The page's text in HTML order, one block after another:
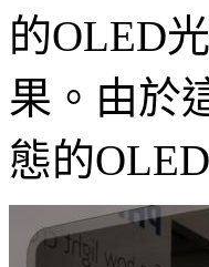
的OLED
果。由於
態的